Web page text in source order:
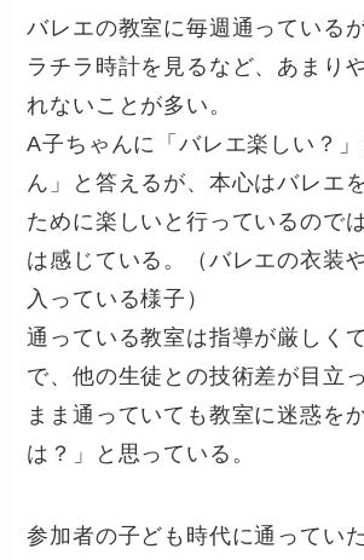
バレエの教室に毎週通っている
ラチラ時計を見るなど、あまり
れないことが多い。
A子ちゃんに「バレエ楽しい？
ん」と答えるが、本心はバレエ
ために楽しいと行っているので
は感じている。（バレエの衣装
入っている様子）
通っている教室は指導が厳しく
で、他の生徒との技術差が目立
まま通っていても教室に迷惑を
は？」と思っている。
参加者の子ども時代に通ってい